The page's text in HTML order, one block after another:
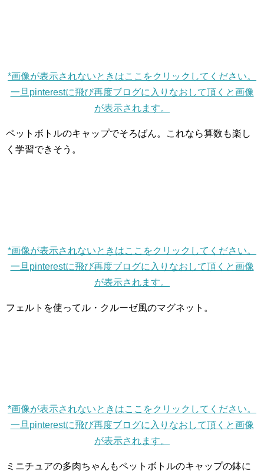
*画像が表示されないときはここをクリックしてください。
一旦pinterestに飛び再度ブログに入りなおして頂くと画像
が表示されます。
ペットボトルのキャップでそろばん。これなら算数も楽し
く学習できそう。
*画像が表示されないときはここをクリックしてください。
一旦pinterestに飛び再度ブログに入りなおして頂くと画像
が表示されます。
フェルトを使ってル・クルーゼ風のマグネット。
*画像が表示されないときはここをクリックしてください。
一旦pinterestに飛び再度ブログに入りなおして頂くと画像
が表示されます。
ミニチュアの多肉ちゃんもペットボトルのキャップの鉢に